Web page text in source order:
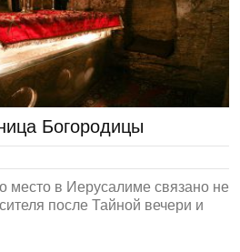
Богородицы
место в Иерусалиме связано не
после Тайной вечери и